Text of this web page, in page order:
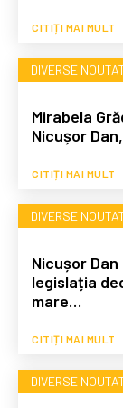
CITIȚI MAI MULT
DIVERSE
Mirabela
Nicușor
CITIȚI MAI MULT
DIVERSE
Nicușor
legislația
mare…
CITIȚI MAI MULT
DIVERSE